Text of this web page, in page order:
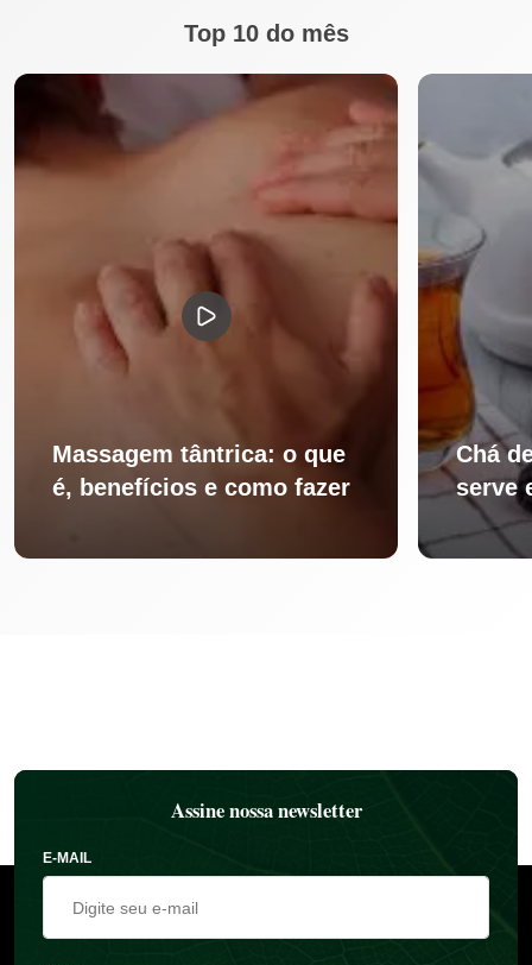
Top 10 do mês
Massagem tântrica: o que
é, benefícios e como fazer
Chá
serve
Assine nossa newsletter
E-MAIL